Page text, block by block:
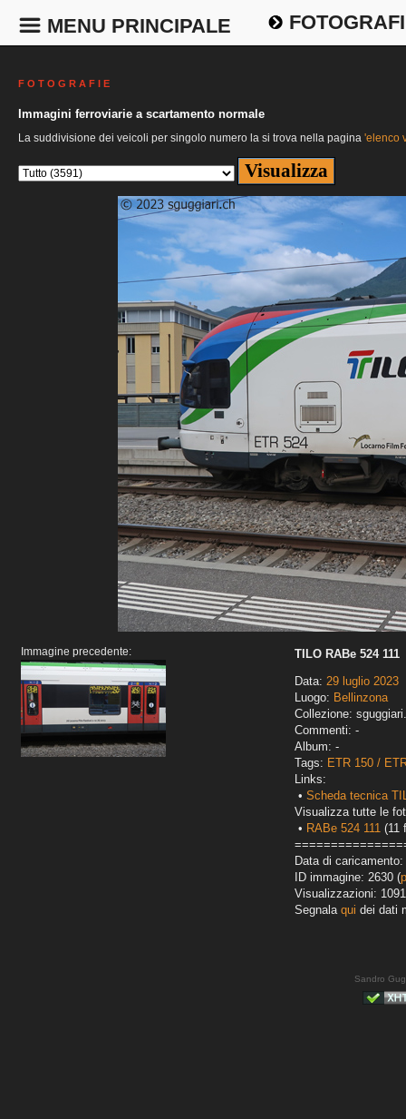
MENU PRINCIPALE
F O T O G R A F I E
Immagini ferroviarie a scartamento normale
La suddivisione dei veicoli per singolo numero la si trova nella pagina 'elenco
Immagine precedente:
TILO RABe 524 111
Data: 29 luglio 2023
Luogo: Bellinzona
Collezione:
Commenti: -
Album: -
Tags: ETR 150 /
Links:
• Scheda tecnica
Visualizza tutte le
• RABe 524 111 (11
Data di
ID immagine: 2630 (
Visualizzazioni: 1091
Segnala qui dei dati
Sandro